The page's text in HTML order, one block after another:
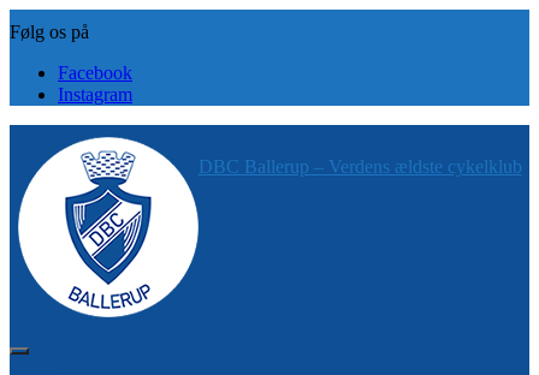
to
content
Facebook
Instagram
DBC Ballerup – Verdens ældste cykelklub